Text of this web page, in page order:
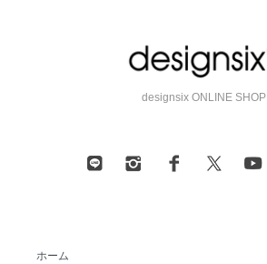
designsix ONLINE SHOP
ホーム